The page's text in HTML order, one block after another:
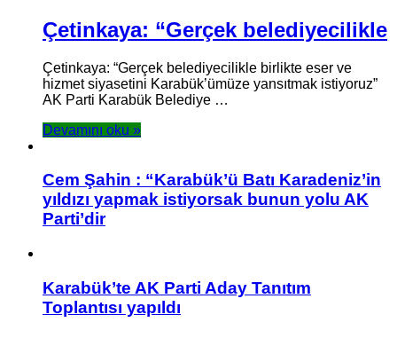
Çetinkaya: “Gerçek belediyecilikle
Çetinkaya: “Gerçek belediyecilikle birlikte eser ve
hizmet siyasetini Karabük’ümüze yansıtmak istiyoruz”
AK Parti Karabük Belediye …
Devamını oku »
Cem Şahin : “Karabük’ü Batı Karadeniz’in
yıldızı yapmak istiyorsak bunun yolu AK
Parti’dir
Karabük’te AK Parti Aday Tanıtım
Toplantısı yapıldı